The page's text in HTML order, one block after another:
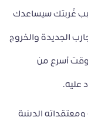
غُربتك سيساعدك
الجديدة والخروج
وقت أسرع من
عليه.
الدينية